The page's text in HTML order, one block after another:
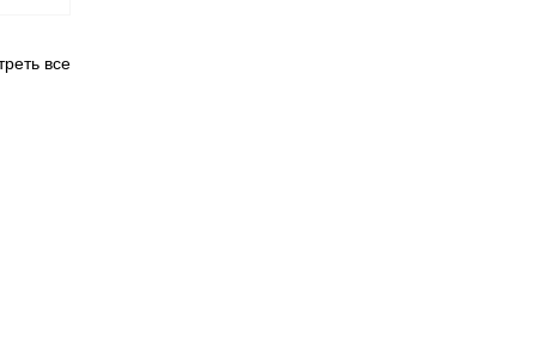
все